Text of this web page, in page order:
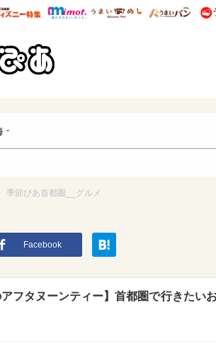
ピママ* ウレぴあ総研 ディズニー特集
mimot. うまいめし う
季節ぴあ首都圏__グルメ
Facebook
アフタヌーンティー】首都圏で行きたい